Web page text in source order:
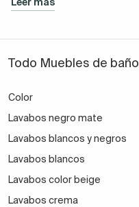
Leer más
Todo Muebles de baño
Color
Lavabos negro mate
Lavabos blancos y negros
Lavabos blancos
Lavabos color beige
Lavabos crema